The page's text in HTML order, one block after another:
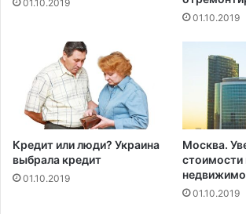
01.10.2019
01.10.2019
Кредит или люди? Украина
выбрала кредит
01.10.2019
Москва.
01.10.2019